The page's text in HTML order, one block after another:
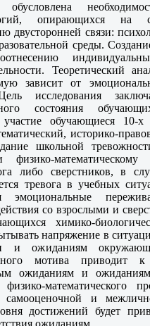
опирающихся на
двусторонней связи:
среды.
Теоретический
зависит от
исследования
состояния
участие обучающиеся
историко-
школьной
физико-
либо сверстников, в
тревога в учебных
эмоциональные
со взрослыми и
химико-
напряжение в
и ожиданиям
мотива
ожиданиям и
физико-математического
самооценочной и
достижений будет